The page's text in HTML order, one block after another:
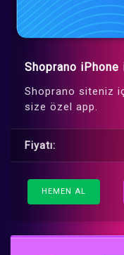
Shoprano
Shoprano siteniz
size özel app.
Fiyatı:
HEMEN AL